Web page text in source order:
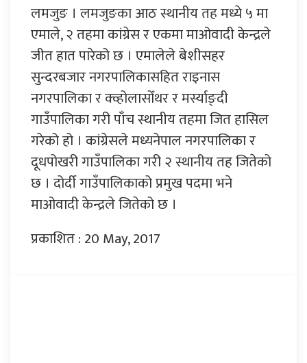
लमजुङ । लमजुङका आठ स्थानीय तह मध्ये ५ मा
एमाले, २ तहमा कांग्रेस र एकमा माओवादी केन्द्रले
जीत हात पारेको छ । एमालेले बेशीसहर
सुन्दरबजार नगरपालिकासहित राइनास
नगरपालिका र क्व्होलासोँथर र मर्स्याङ्दी
गाउँपालिका गरी पाँच स्थानीय तहमा जित हासिल
गरेको हो । कांग्रेसले मध्यनेपाल नगरपालिका र
दूधपोखरी गाउँपालिका गरी २ स्थानीय तह जितेको
छ । दोर्दी गाउँपालिकाको प्रमुख पदमा भने
माओवादी केन्द्रले जितेको छ ।
प्रकाशित : 20 May, 2017